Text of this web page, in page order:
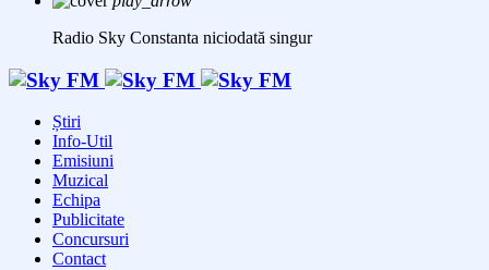
Radio Sky Constanta niciodată singur
Știri
Info-Util
Emisiuni
Muzical
Echipa
Publicitate
Concursuri
Contact